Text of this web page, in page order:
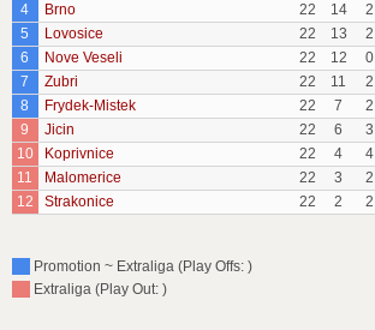
4
Brno 22 14 2
5
Lovosice 22 13 2
6
Nove Veseli 22 12 0
7
Zubri 22 11 2
8
Frydek-Mistek 22 7 2
9
Jicin 22 6 3
10
Koprivnice 22 4 4
11
Malomerice 22 3 2
12
Strakonice 22 2 2
Promotion ~ Extraliga (Play Offs: )
Extraliga (Play Out: )